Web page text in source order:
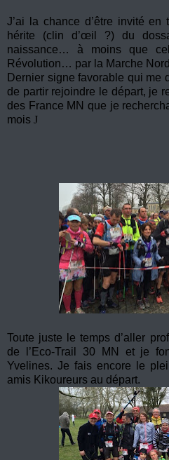
J’ai la chance d’être invité en
hérite (clin d’œil ?) du
naissance… à moins que
Révolution… par la Marche
Dernier signe favorable qui me
de partir rejoindre le départ, je
des France MN que je
mois J
Toute juste le temps d’aller
de l’Eco-Trail 30 MN et je
Yvelines. Je fais encore le
amis Kikoureurs au départ.